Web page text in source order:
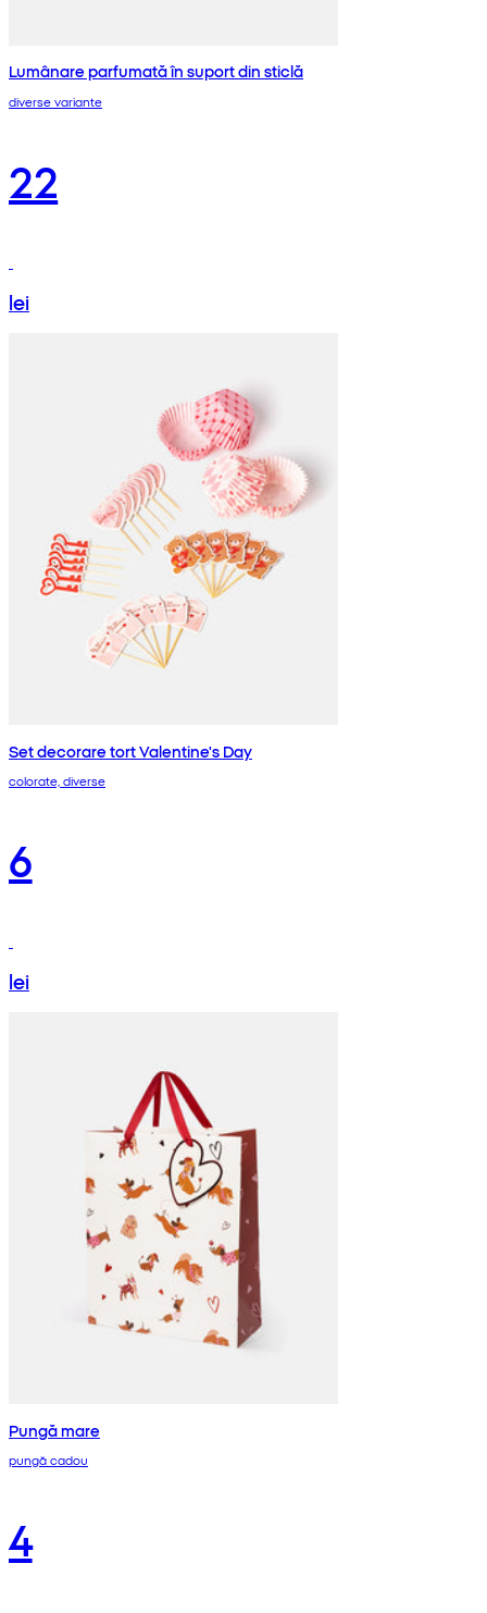
Lumânare parfumată în suport din sticlă
diverse variante
22
lei
Set decorare tort Valentine's Day
colorate, diverse
6
lei
Pungă mare
pungă cadou
4